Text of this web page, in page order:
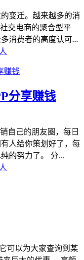
变迁。越来越多的消
交电商的聚合型平
消费者的高度认可...
分享赚钱
自己的朋友圈，每日
人给你策划好了，每
的努力了。 分...
可以为大家查询到某